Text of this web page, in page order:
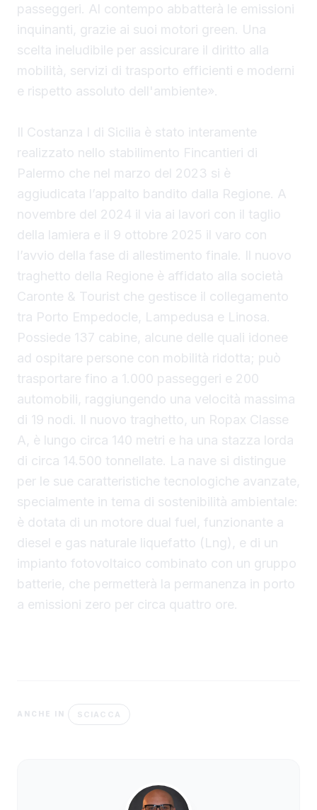
passeggeri. Al contempo abbatterà le emissioni
inquinanti, grazie ai suoi motori green. Una
scelta ineludibile per assicurare il diritto alla
mobilità, servizi di trasporto efficienti e moderni
e rispetto assoluto dell'ambiente».
Il Costanza I di Sicilia è stato interamente
realizzato nello stabilimento Fincantieri di
Palermo che nel marzo del 2023 si è
aggiudicata l’appalto bandito dalla Regione. A
novembre del 2024 il via ai lavori con il taglio
della lamiera e il 9 ottobre 2025 il varo con
l’avvio della fase di allestimento finale. Il nuovo
traghetto della Regione è affidato alla società
Caronte & Tourist che gestisce il collegamento
tra Porto Empedocle, Lampedusa e Linosa.
Possiede 137 cabine, alcune delle quali idonee
ad ospitare persone con mobilità ridotta; può
trasportare fino a 1.000 passeggeri e 200
automobili, raggiungendo una velocità massima
di 19 nodi. Il nuovo traghetto, un Ropax Classe
A, è lungo circa 140 metri e ha una stazza lorda
di circa 14.500 tonnellate. La nave si distingue
per le sue caratteristiche tecnologiche avanzate,
specialmente in tema di sostenibilità ambientale:
è dotata di un motore dual fuel, funzionante a
diesel e gas naturale liquefatto (Lng), e di un
impianto fotovoltaico combinato con un gruppo
batterie, che permetterà la permanenza in porto
a emissioni zero per circa quattro ore.
ANCHE IN SCIACCA